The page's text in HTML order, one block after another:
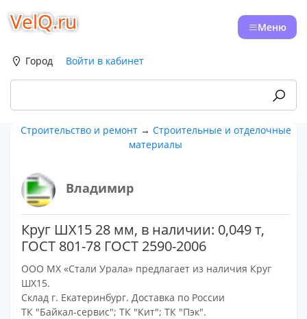
VelQ.ru Меню
Город Войти в кабинет
Строительство и ремонт→ Строительные и отделочные
материалы
Владимир
Круг ШХ15 28 мм, в наличии: 0,049 т,
ГОСТ 801-78 ГОСТ 2590-2006
ООО МХ «Стали Урала» предлагает из наличия Круг
ШХ15.
Склад г. Екатеринбург. Доставка по России
ТК "Байкал-сервис"; ТК "Кит"; ТК "Пэк".